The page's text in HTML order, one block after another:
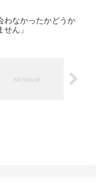
わなかったかどうか
ん」